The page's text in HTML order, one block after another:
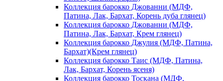
Коллекция барокко Джованни (МДФ,
Патина, Лак, Бархат, Корень дуба глянец)
Коллекция барокко Джованни (МДФ,
Патина, Лак, Бархат, Крем глянец)
Коллекция барокко Джулия (МДФ, Патина,
Бархат)(Крем глянец)
Коллекция барокко Таис (МДФ, Патина,
Лак, Бархат, Корень ясеня)
Коллекция барокко Тоскана (МДФ,